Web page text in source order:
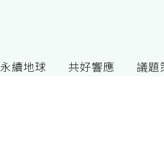
永續地球 共好響應 議題